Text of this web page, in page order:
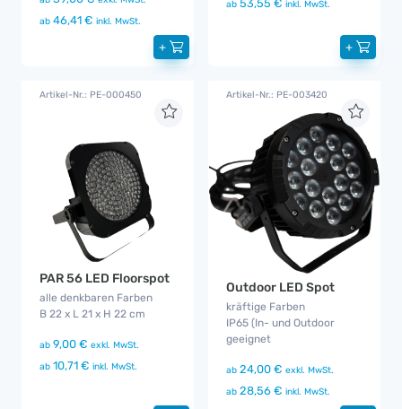
ab 46,41 € inkl. MwSt.
+
ab 53,55 € inkl. MwSt.
+
Artikel-Nr.: PE-000450
PAR 56 LED Floorspot
alle denkbaren Farben
B 22 x L 21 x H 22 cm
ab 9,00 € exkl. MwSt.
ab 10,71 € inkl. MwSt.
Artikel-Nr.: PE-003420
Outdoor LED Spot
kräftige Farben
IP65 (In- und Outdoor
geeignet
ab 24,00 € exkl. MwSt.
ab 28,56 € inkl. MwSt.